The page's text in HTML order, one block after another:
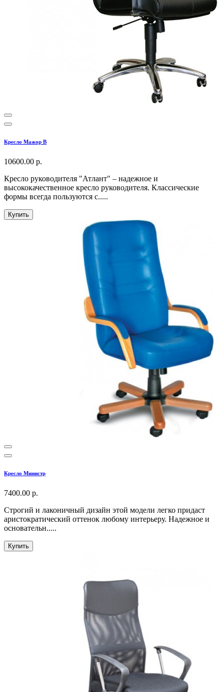
Кресло Мажор В
10600.00 р.
Кресло руководителя "Атлант" – надежное и
высококачественное кресло руководителя. Классические
формы всегда пользуются с.....
Купить
Кресло Министр
7400.00 р.
Строгий и лаконичный дизайн этой модели легко придаст
аристократический оттенок любому интерьеру. Надежное и
основательн.....
Купить